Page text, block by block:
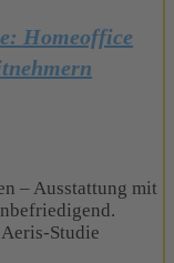
Homeoffice
– Ausstattung mit
Studie